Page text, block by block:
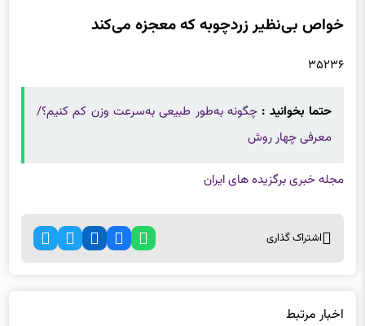
خواص بی‌نظیر زردچوبه که معجزه می‌کند
۳۵۲۳۶
حتما بخوانید :چگونه به‌طور طبیعی به‌سرعت وزن کم کنیم؟/
معرفی چهار روش
مجله خبری برگزیده های ایران
اشتراک گذاری
اخبار مرتبط